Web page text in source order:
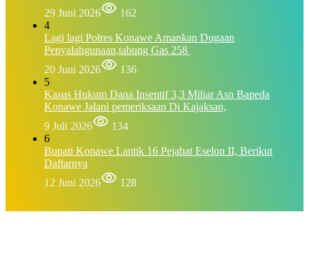
29 Juni 2026
162
4
Lagi lagi Polres Konawe Amankan Dugaan
Penyalahgunaan,tabung Gas 258
20 Juni 2026
136
5
Kasus Hukum Dana Insentif 3,3 Miliar Asn Bapeda
Konawe Jalani pemeriksaan Di Kajaksan,
9 Juli 2026
134
6
Bupati Konawe Lantik 16 Pejabat Eselon II, Berikut
Daftarnya
12 Juni 2026
128